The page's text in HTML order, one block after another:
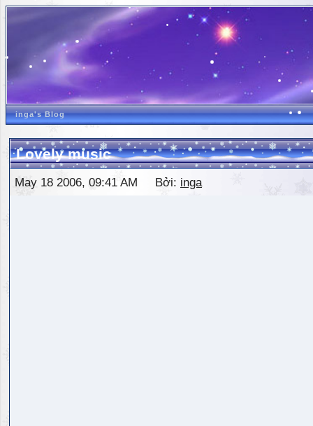
inga's Blog
Lovely music
May 18 2006, 09:41 AM Bởi: inga